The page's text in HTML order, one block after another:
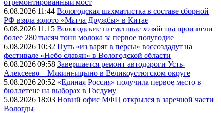
отремонтированный мост
6.08.2026 11:44 Вологодская шахматистка в составе сборной
РФ взяла золото «Матча Дружбы» в Китае
6.08.2026 11:15 Вологодские племенные хозяйства произвели
более 280 тысяч тонн молока за первое полугодие
6.08.2026 10:32 Путь «из варяг в персы» воссоздадут на
фестивале «Небо славян» в Вологодской области
6.08.2026 09:58 Завершается ремонт автодороги Усть-
Алексеево – Мякинницыно в Великоустюгском округе
5.08.2026 20:52 «Единая Россия» получила первое место в
бюллетене на выборах в Госдуму
5.08.2026 18:03 Новый офис МФЦ открылся в заречной части
Вологды